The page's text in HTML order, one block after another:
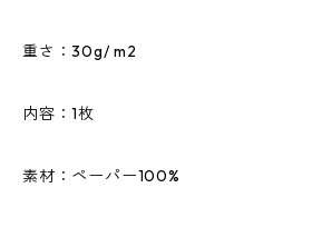
重さ：30g/ m2
内容：1枚
素材：ペーパー100%